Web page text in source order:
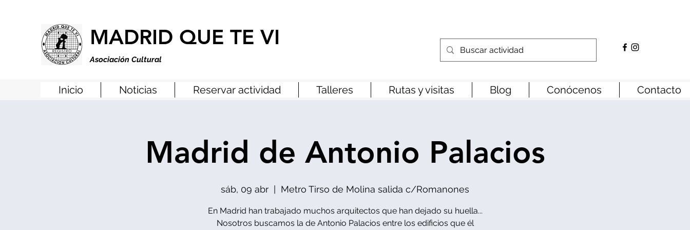
MADRID QUE TE VI
Asociación Cultural
Inicio Noticias Reservar actividad Talleres Rutas y visitas Blog Conócenos Contacto
Madrid de Antonio Palacios
sáb, 09 abr Metro Tirso de Molina salida c/Romanones
En Madrid han trabajado muchos arquitectos que han dejado su huella...
Nosotros buscamos la de Antonio Palacios entre los edificios que él